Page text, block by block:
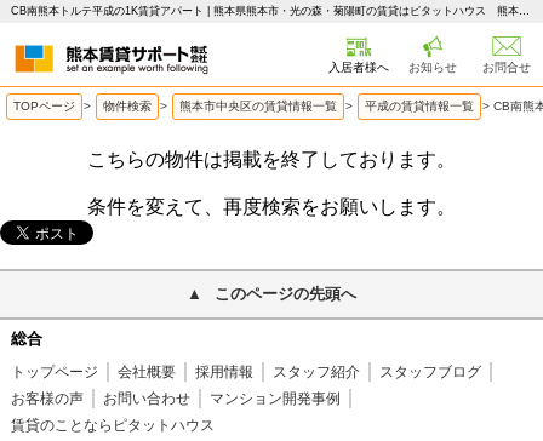
CB南熊本トルテ平成の1K賃貸アパート | 熊本県熊本市・光の森・菊陽町の賃貸はピタットハウス 熊本賃貸サポート
入居者様へ お知らせ お問合せ
TOPページ > 物件検索 > 熊本市中央区の賃貸情報一覧 > 平成の賃貸情報一覧 > CB南熊
こちらの物件は掲載を終了しております。
条件を変えて、再度検索をお願いします。
このページの先頭へ
総合
トップページ 会社概要 採用情報 スタッフ紹介
スタッフブログ
お客様の声
お問い合わせ
マンション開発事例
賃貸のことならピタットハウス